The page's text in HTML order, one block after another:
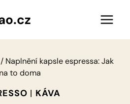
/ Naplnění kapsle espressa: Jak
na to doma
| KÁVA